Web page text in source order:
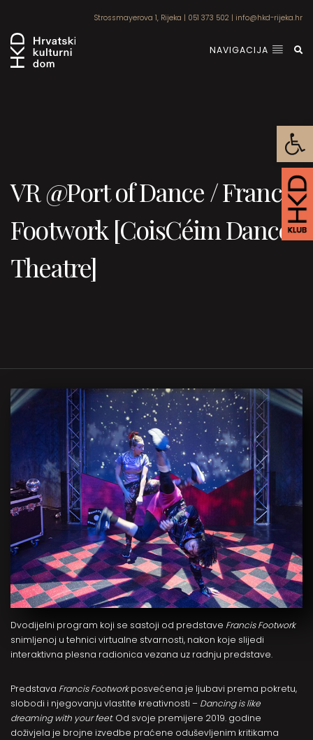
Strossmayerova 1, Rijeka | 051 373 502 | info@hkd-rijeka.hr
NAVIGACIJA
VR @Port of Dance / Francis
Footwork [CoisCéim Dance
Theatre]
Dvodijelni program koji se sastoji od predstave Francis Footwork
snimljenoj u tehnici virtualne stvarnosti, nakon koje slijedi
interaktivna plesna radionica vezana uz radnju predstave.
Predstava Francis Footworkposvećena je ljubavi prema pokretu,
slobodi i njegovanju vlastite kreativnosti – Dancing is like
dreaming with your feet. Od svoje premijere 2019. godine
doživjela je brojne izvedbe praćene oduševljenim kritikama